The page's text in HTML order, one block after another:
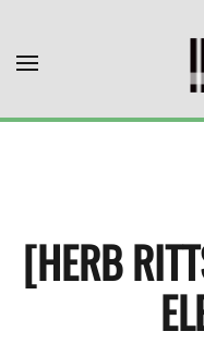
Skip to main
[HERB